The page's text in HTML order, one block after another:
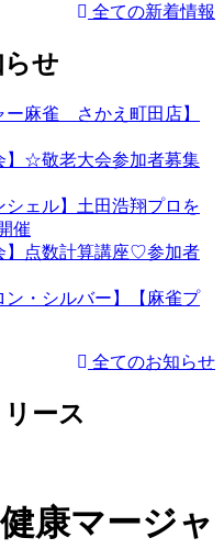
全ての新着情報
せ
ー麻雀 さかえ町田店】
】☆敬老大会参加者募集
シェル】土田浩翔プロを
催
】点数計算講座♡参加者
ン・シルバー】【麻雀プ
全てのお知らせ
ース
康マージャ